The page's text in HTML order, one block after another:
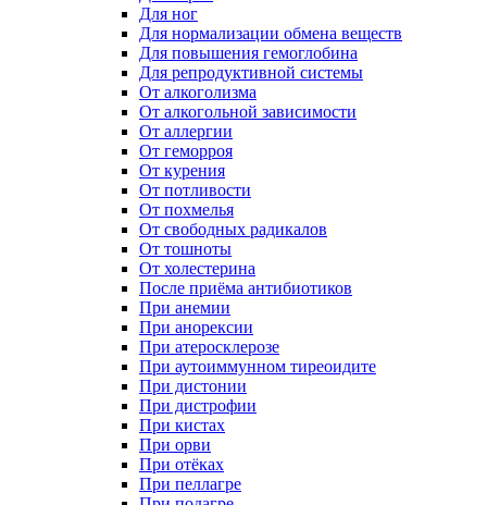
Для ног
Для нормализации обмена веществ
Для повышения гемоглобина
Для репродуктивной системы
От алкоголизма
От алкогольной зависимости
От аллергии
От геморроя
От курения
От потливости
От похмелья
От свободных радикалов
От тошноты
От холестерина
После приёма антибиотиков
При анемии
При анорексии
При атеросклерозе
При аутоиммунном тиреоидите
При дистонии
При дистрофии
При кистах
При орви
При отёках
При пеллагре